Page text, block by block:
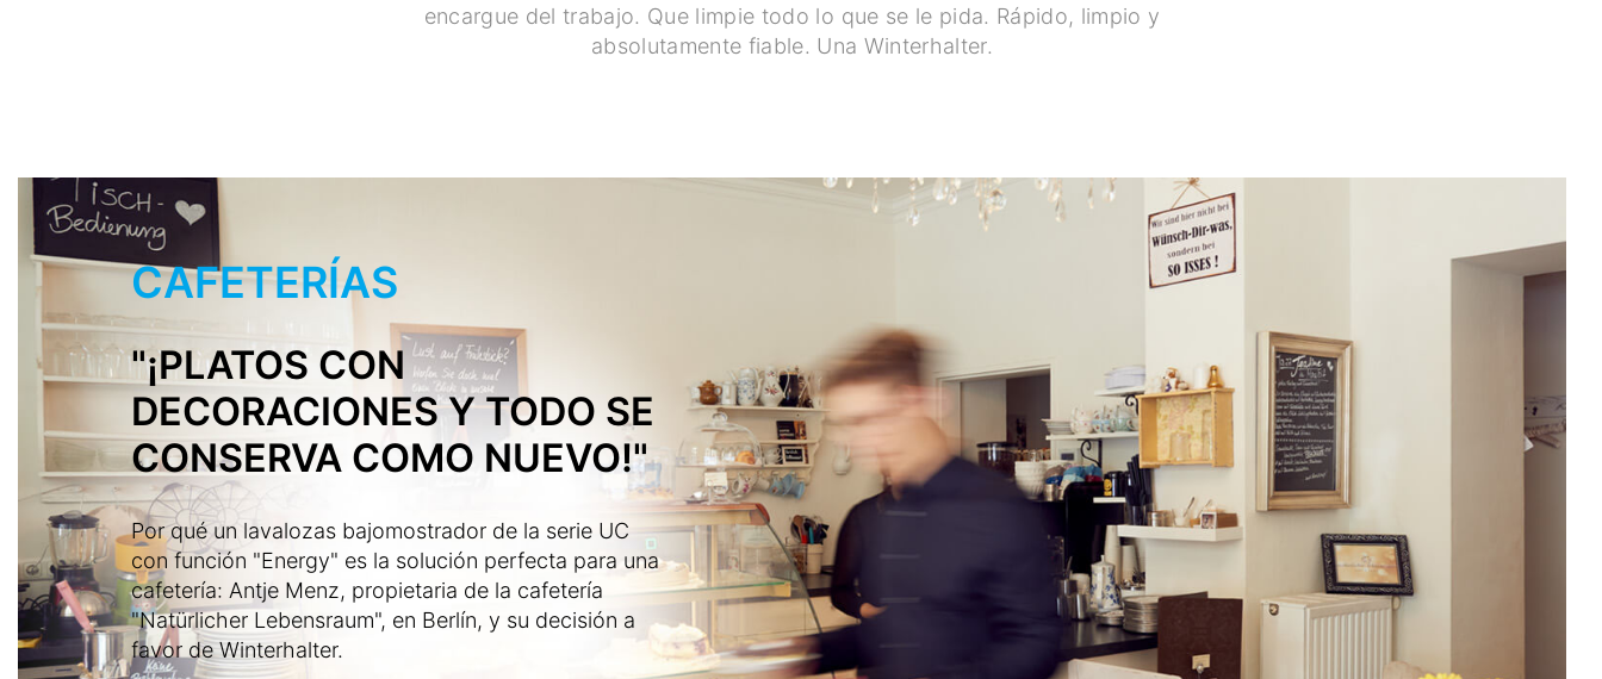
encargue del trabajo. Que limpie todo lo que se le pida. Rápido, limpio y
absolutamente fiable. Una Winterhalter.
CAFETERÍAS
"¡PLATOS CON
DECORACIONES Y TODO SE
CONSERVA COMO NUEVO!"
Por qué un lavalozas bajomostrador de la serie UC
con función "Energy" es la solución perfecta para una
cafetería: Antje Menz, propietaria de la cafetería
"Natürlicher Lebensraum", en Berlín, y su decisión a
favor de Winterhalter.